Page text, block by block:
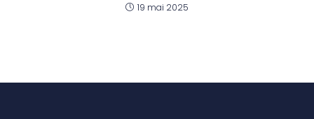
19 mai 2025